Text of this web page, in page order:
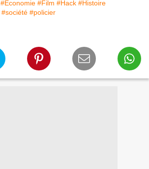
#Economie #Film #Hack #Histoire
#société #policier